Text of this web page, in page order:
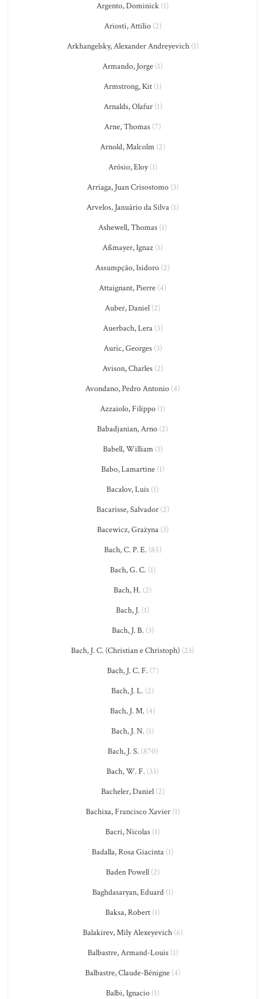
Argento, Dominick (1)
Ariosti, Attilio(2)
Arkhangelsky, Alexander Andreyevich(1)
Armando, Jorge (1)
Armstrong, Kit (1)
Arnalds, Olafur(1)
Arne, Thomas (7)
Arnold, Malcolm (2)
Arósio, Eloy(1)
Arriaga, Juan Crisostomo(3)
Arvelos, Januário da Silva (1)
Ashewell, Thomas (1)
Aßmayer, Ignaz (1)
Assumpção, Isidoro (2)
Attaignant, Pierre (4)
Auber, Daniel (2)
Auerbach, Lera(3)
Auric, Georges(3)
Avison, Charles(2)
Avondano, Pedro Antonio (4)
Azzaiolo, Filippo (1)
Babadjanian, Arno (2)
Babell, William(1)
Babo, Lamartine(1)
Bacalov, Luis (1)
Bacarisse, Salvador(2)
Bacewicz, Grażyna(3)
Bach, C. P. E.(85)
Bach, G. C.(1)
Bach, H. (2)
Bach, J. (1)
Bach, J. B.(3)
Bach, J. C. (Christian e Christoph) (23)
Bach, J. C. F.(7)
Bach, J. L. (2)
Bach, J. M. (4)
Bach, J. N. (1)
Bach, J. S.(870)
Bach, W. F. (33)
Bacheler, Daniel(2)
Bachixa, Francisco Xavier(1)
Bacri, Nicolas (1)
Badalla, Rosa Giacinta (1)
Baden Powell(2)
Baghdasaryan, Eduard(1)
Baksa, Robert (1)
Balakirev, Mily Alexeyevich(6)
Balbastre, Armand-Louis(1)
Balbastre, Claude-Bénigne(4)
Balbi, Ignacio (1)